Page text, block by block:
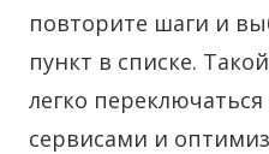
повторите шаги и
пункт в списке.
легко
сервисами и